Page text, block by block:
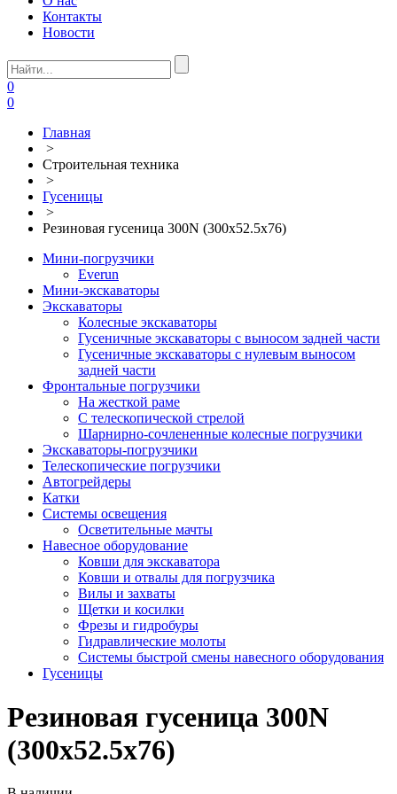
Контакты
Новости
0
0
Главная
>
Строительная техника
>
Гусеницы
>
Резиновая гусеница 300N (300х52.5х76)
Мини-погрузчики
Everun
Мини-экскаваторы
Экскаваторы
Колесные экскаваторы
Гусеничные экскаваторы с выносом задней части
Гусеничные экскаваторы с нулевым выносом
задней части
Фронтальные погрузчики
На жесткой раме
С телескопической стрелой
Шарнирно-сочлененные колесные погрузчики
Экскаваторы-погрузчики
Телескопические погрузчики
Автогрейдеры
Катки
Системы освещения
Осветительные мачты
Навесное оборудование
Ковши для экскаватора
Ковши и отвалы для погрузчика
Вилы и захваты
Щетки и косилки
Фрезы и гидробуры
Гидравлические молоты
Системы быстрой смены навесного оборудования
Гусеницы
Резиновая гусеница 300N
(300х52.5х76)